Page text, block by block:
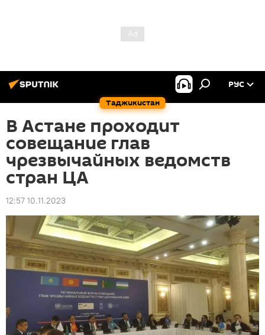
Таджикистан
РУС
В Астане проходит
совещание глав
чрезвычайных ведомств
стран ЦА
12:57 10.11.2023